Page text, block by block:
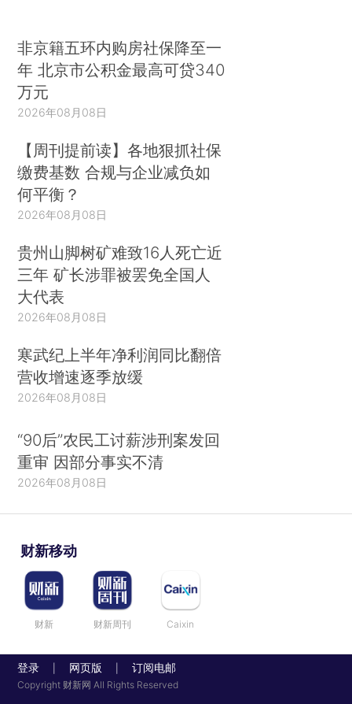
非京籍五环内购房社保降至一
年 北京市公积金最高可贷340
万元
2026年08月08日
【周刊提前读】各地狠抓社保
缴费基数 合规与企业减负如
何平衡？
2026年08月08日
贵州山脚树矿难致16人死亡近
三年 矿长涉罪被罢免全国人
大代表
2026年08月08日
寒武纪上半年净利润同比翻倍
营收增速逐季放缓
2026年08月08日
“90后”农民工讨薪涉刑案发回
重审 因部分事实不清
2026年08月08日
财新移动
财新 财新周刊 Caixin
登录 网页版 订阅电邮
Copyright 财新网 All Rights Reserved